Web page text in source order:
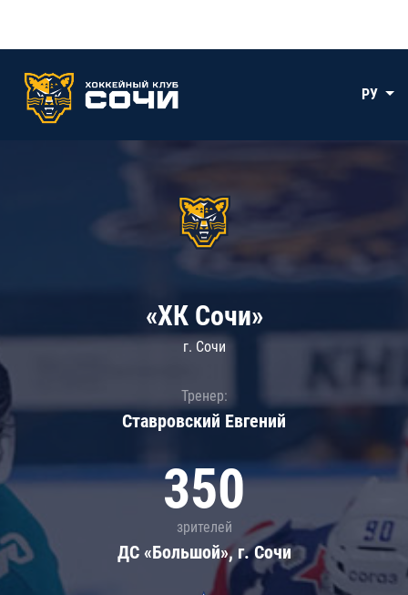
РУ
«ХК Сочи»
г. Сочи
Тренер:
Ставровский Евгений
350
зрителей
ДС «Большой», г. Сочи